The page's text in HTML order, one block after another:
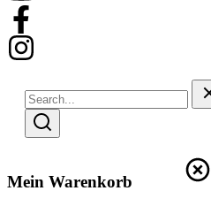
Mein Warenkorb